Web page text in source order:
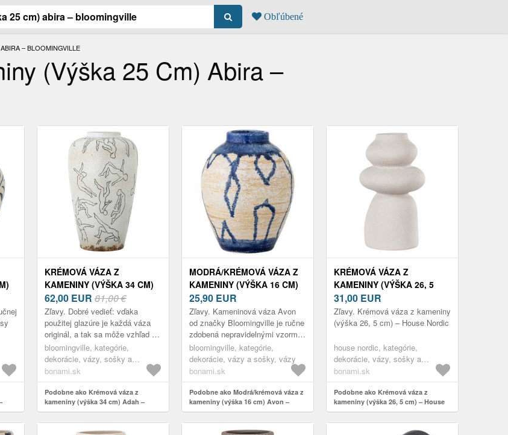
Obľúbené
– BLOOMINGVILLE
(výška 25 Cm) Abira –
KRÉMOVÁ VÁZA Z
KAMENINY (VÝŠKA 34 CM)
ADAH – BLOOMINGVILLE
62,00 EUR 81,00 €
Zľavy. Dobré vedieť: vďaka
použitej glazúre je každá váza
originál, a tak sa môže vzhľad pri
každom kuse ľahko líšiť.
bloomingville, kategórie,
dekorácie, vázy, sošky a
glóbusy, vázy
bonami.sk
Podobne ako Krémová váza z
kameniny (výška 34 cm) Adah –
Bloomingville
MODRÁ/KRÉMOVÁ VÁZA Z
KAMENINY (VÝŠKA 16 CM)
AVON – BLOOMINGVILLE
25,90 EUR
Zľavy. Kameninová váza Avon
od značky Bloomingville je ručne
zdobená nepravidelnými vzormi,
ktoré sa tiahnu po jej povrchu a
vytvárajú jedinečný dojem. Ru...
bloomingville, kategórie,
dekorácie, vázy a sošky, vázy
bonami.sk
Podobne ako Modrá/krémová váza z
kameniny (výška 16 cm) Avon –
Bloomingville
KRÉMOVÁ VÁZA Z
KAMENINY (VÝŠKA 26, 5
CM) – HOUSE NORDIC
31,00 EUR
Zľavy. Krémová váza z kameniny
(výška 26, 5 cm) – House Nordic
house nordic, kategórie,
dekorácie, vázy, sošky a
glóbusy, vázy
bonami.sk
Podobne ako Krémová váza z
kameniny (výška 26, 5 cm) – House
Nordic